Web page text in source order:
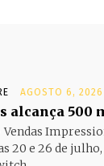
AGOSTO 6, 2026
alcança 500
Vendas
20 e 26 de julho,